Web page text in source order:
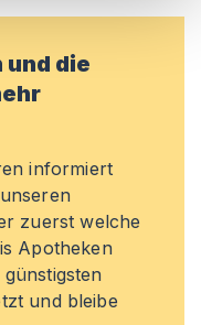
und die
informiert
zuerst welche
Apotheken
und bleibe